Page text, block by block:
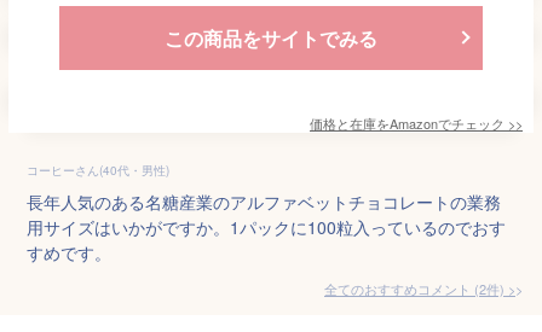
この商品をサイトでみる
価格と在庫をAmazonでチェック >>
コーヒーさん(40代・男性)
長年人気のある名糖産業のアルファベットチョコレートの業務
用サイズはいかがですか。1パックに100粒入っているのでおす
すめです。
全てのおすすめコメント (2件) >